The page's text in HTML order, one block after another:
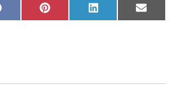
FacebookPinterest LinkedIn Email